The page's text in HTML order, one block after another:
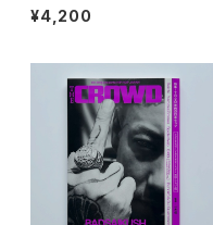
o Multi Fabric Tote bag
¥4,200